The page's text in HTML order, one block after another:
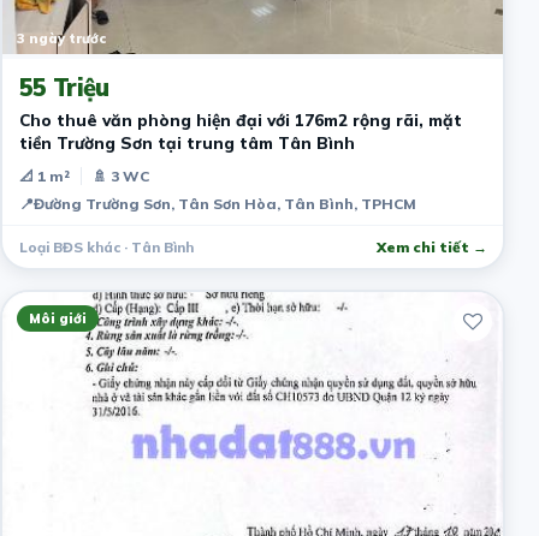
3 ngày trước
55 Triệu
Cho thuê văn phòng hiện đại với 176m2 rộng rãi, mặt
tiền Trường Sơn tại trung tâm Tân Bình
📐 1 m²
🚿 3 WC
📍Đường Trường Sơn, Tân Sơn Hòa, Tân Bình, TPHCM
Loại BĐS khác · Tân Bình Xem chi tiết →
Môi giới